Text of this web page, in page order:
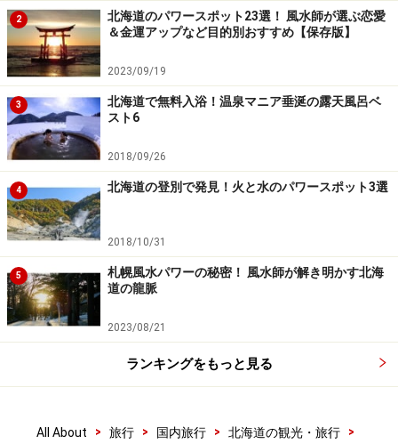
2
北海道のパワースポット23選！ 風水師が選ぶ恋愛
＆金運アップなど目的別おすすめ【保存版】
2023/09/19
3
北海道で無料入浴！温泉マニア垂涎の露天風呂ベ
スト6
2018/09/26
4 北海道の登別で発見！火と水のパワースポット3選
2018/10/31
5
札幌風水パワーの秘密！ 風水師が解き明かす北海
道の龍脈
2023/08/21
ランキングをもっと見る
All About > 旅行 > 国内旅行 > 北海道の観光・旅行
>